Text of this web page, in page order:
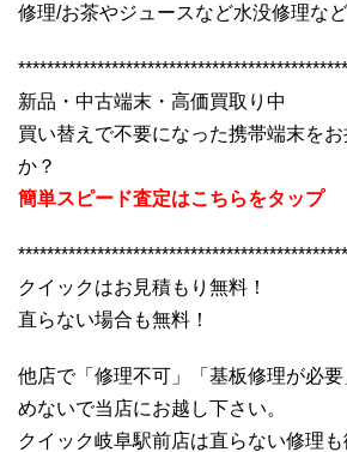
修理/お茶やジュースなど水没修理な
新品・中古端末・高価買取り中
買い替えで不要になった携帯端末を
か？
簡単スピード査定はこちらをタップ
クイックはお見積もり無料！
直らない場合も無料！
他店で「修理不可」「基板修理が必
めないで当店にお越し下さい。
クイック岐阜駅前店は直らない修理も